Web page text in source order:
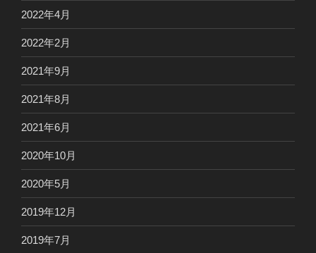
2022年4月
2022年2月
2021年9月
2021年8月
2021年6月
2020年10月
2020年5月
2019年12月
2019年7月